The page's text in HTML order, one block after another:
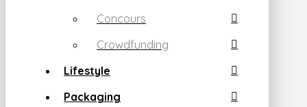
Concours
Crowdfunding
Lifestyle
Packaging